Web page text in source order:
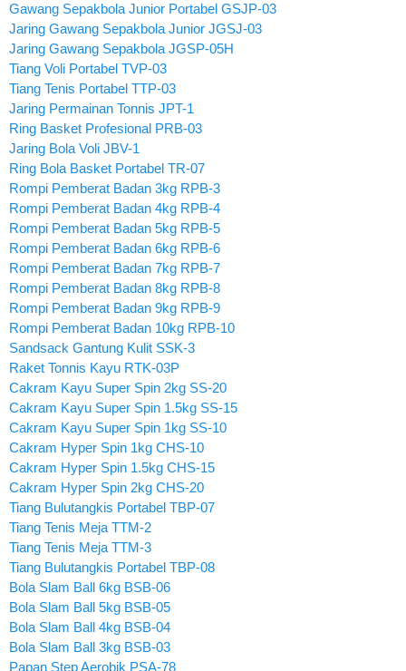
Gawang Sepakbola Junior Portabel GSJP-03
Jaring Gawang Sepakbola Junior JGSJ-03
Jaring Gawang Sepakbola JGSP-05H
Tiang Voli Portabel TVP-03
Tiang Tenis Portabel TTP-03
Jaring Permainan Tonnis JPT-1
Ring Basket Profesional PRB-03
Jaring Bola Voli JBV-1
Ring Bola Basket Portabel TR-07
Rompi Pemberat Badan 3kg RPB-3
Rompi Pemberat Badan 4kg RPB-4
Rompi Pemberat Badan 5kg RPB-5
Rompi Pemberat Badan 6kg RPB-6
Rompi Pemberat Badan 7kg RPB-7
Rompi Pemberat Badan 8kg RPB-8
Rompi Pemberat Badan 9kg RPB-9
Rompi Pemberat Badan 10kg RPB-10
Sandsack Gantung Kulit SSK-3
Raket Tonnis Kayu RTK-03P
Cakram Kayu Super Spin 2kg SS-20
Cakram Kayu Super Spin 1.5kg SS-15
Cakram Kayu Super Spin 1kg SS-10
Cakram Hyper Spin 1kg CHS-10
Cakram Hyper Spin 1.5kg CHS-15
Cakram Hyper Spin 2kg CHS-20
Tiang Bulutangkis Portabel TBP-07
Tiang Tenis Meja TTM-2
Tiang Tenis Meja TTM-3
Tiang Bulutangkis Portabel TBP-08
Bola Slam Ball 6kg BSB-06
Bola Slam Ball 5kg BSB-05
Bola Slam Ball 4kg BSB-04
Bola Slam Ball 3kg BSB-03
Papan Step Aerobik PSA-78